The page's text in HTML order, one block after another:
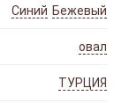
Бежевый
Синий
овал
ТУРЦИЯ